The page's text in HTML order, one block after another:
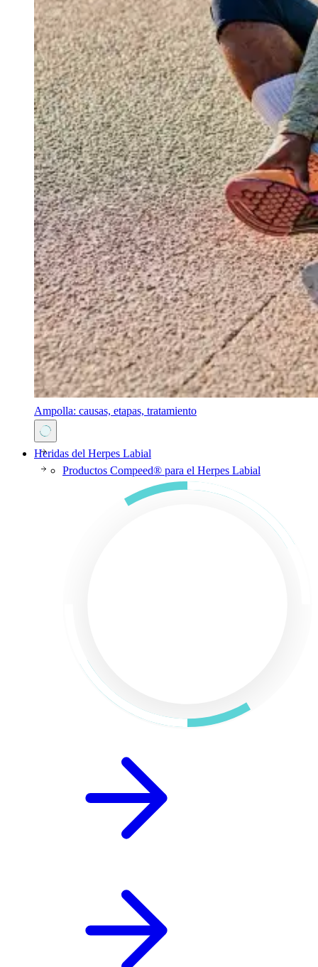
Ampolla: causas, etapas, tratamiento
Heridas del Herpes Labial
Productos Compeed® para el Herpes Labial